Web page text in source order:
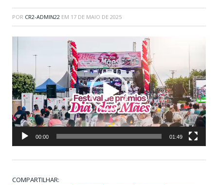
POR CR2-ADMIN22 EM 17 DE MAIO DE 2025
00:00 01:49
COMPARTILHAR: